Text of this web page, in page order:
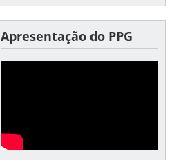
Apresentação do PPG